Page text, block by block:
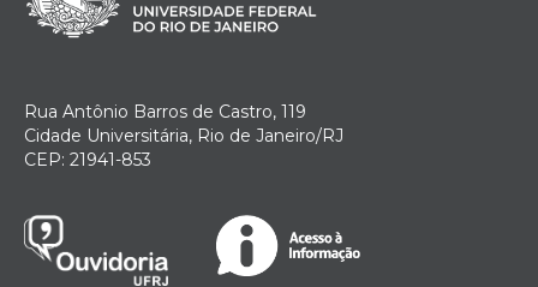
Rua Antônio Barros de Castro, 119
Cidade Universitária, Rio de Janeiro/RJ
CEP: 21941-853